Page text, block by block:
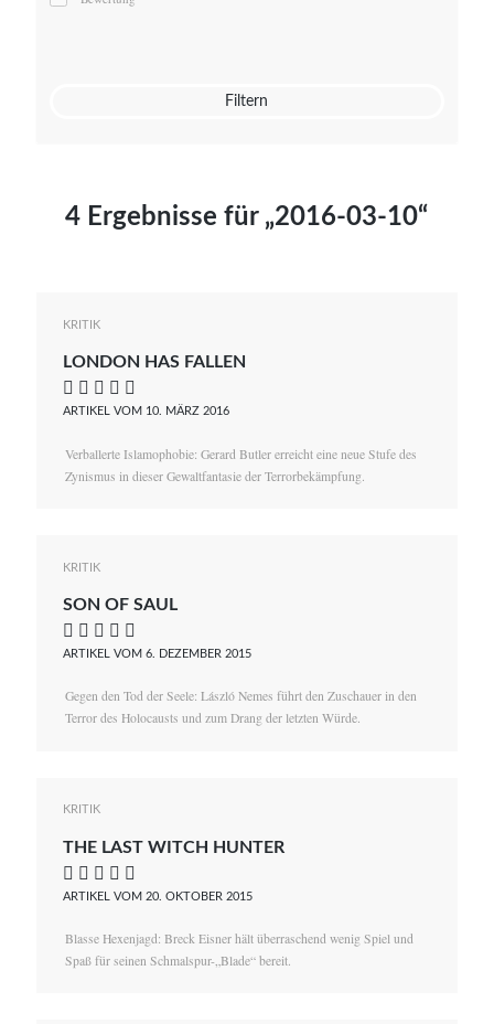
Mato von Vogelstein
Filtern
4 Ergebnisse für „2016-03-10“
KRITIK
LONDON HAS FALLEN
    
ARTIKEL VOM 10. MÄRZ 2016
Verballerte Islamophobie: Gerard Butler erreicht eine neue Stufe des
Zynismus in dieser Gewaltfantasie der Terrorbekämpfung.
KRITIK
SON OF SAUL
    
ARTIKEL VOM 6. DEZEMBER 2015
Gegen den Tod der Seele: László Nemes führt den Zuschauer in den
Terror des Holocausts und zum Drang der letzten Würde.
KRITIK
THE LAST WITCH HUNTER
    
ARTIKEL VOM 20. OKTOBER 2015
Blasse Hexenjagd: Breck Eisner hält überraschend wenig Spiel und
Spaß für seinen Schmalspur-„Blade“ bereit.